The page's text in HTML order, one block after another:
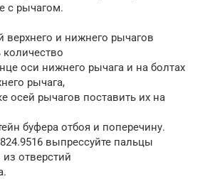
с рычагом.
верхнего и нижнего рычагов
количество
оси нижнего рычага и на болтах
рычага,
осей рычагов поставить их на
буфера отбоя и поперечину.
выпрессуйте пальцы
отверстий